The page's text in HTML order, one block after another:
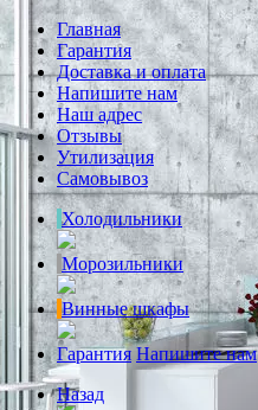
Главная
Гарантия
Доставка и оплата
Напишите нам
Наш адрес
Отзывы
Утилизация
Самовывоз
Холодильники
Морозильники
Винные шкафы
Гарантия Напишите нам
Назад